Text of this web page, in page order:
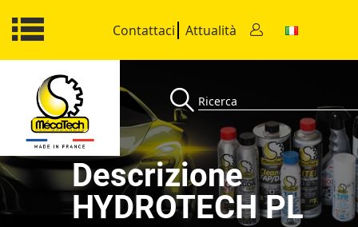
Contattaci Attualità
Descrizione
HYDROTECH PL